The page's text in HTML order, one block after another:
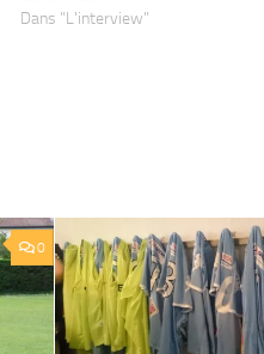
Dans "L'interview"
0